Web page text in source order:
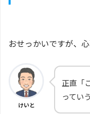
おせっかいですが、
けいと
正直「
ってい